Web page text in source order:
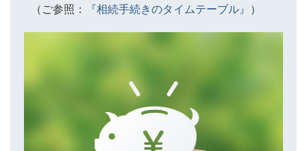
（ご参照： 『相続手続きのタイムテーブル』 ）